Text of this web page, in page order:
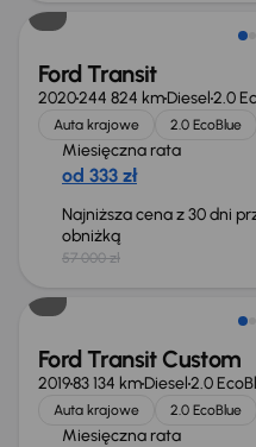
Ford Transit
2020244 824 kmDiesel2.0
Auta krajowe 2.0 EcoBlue
Miesięczna rata
od 333 zł
Najniższa cena z 30 dni
obniżką
57 000 zł
Taniej o 1 000 zł
Ford Transit Custom
201983 134 kmDiesel2.0
Auta krajowe 2.0 EcoBlue
Miesięczna rata